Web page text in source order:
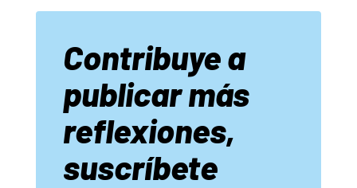
Contribuye a
publicar más
reflexiones,
suscríbete